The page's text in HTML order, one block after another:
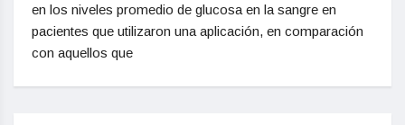
en los niveles promedio de glucosa en la sangre en
pacientes que utilizaron una aplicación, en comparación
con aquellos que